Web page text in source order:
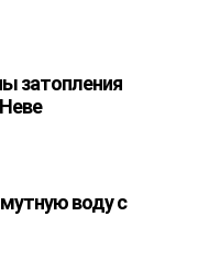
затопления
воду с